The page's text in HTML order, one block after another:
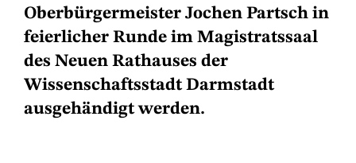
Oberbürgermeister Jochen Partsch in
feierlicher Runde im Magistratssaal
des Neuen Rathauses der
Wissenschaftsstadt Darmstadt
ausgehändigt werden.